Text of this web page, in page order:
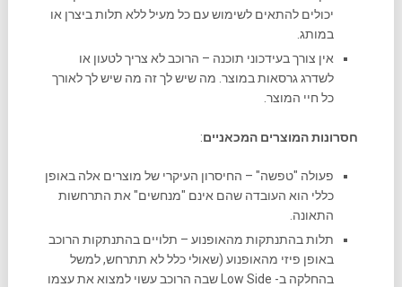
יכולים להתאים לשימוש עם כל מעיל ללא תלות ביצרן או
במותג.
אין צורך בעידכוני תוכנה – הרוכב לא צריך לטעון או
לשדרג גרסאות במוצר. מה שיש לך זה מה שיש לך לאורך
כל חיי המוצר.
חסרונות המוצרים המכאניים:
פעולה "טפשה" – החיסרון העיקרי של מוצרים אלה באופן
כללי הוא העובדה שהם אינם "מנחשים" את התרחשות
התאונה.
תלות בהתנתקות מהאופנוע – תלויים בהתנתקות הרוכב
באופן פיזי מהאופנוע (שאולי כלל לא תתרחש, למשל
בהחלקה ב- Low Side שבה הרוכב עשוי למצוא את עצמו